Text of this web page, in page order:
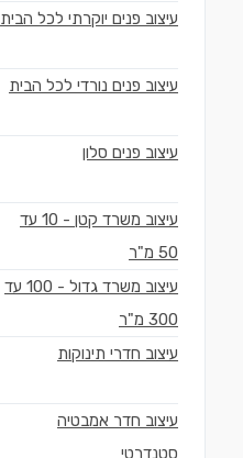
עיצוב פנים יוקרתי לכל הבית
עיצוב פנים נורדי לכל הבית
עיצוב פנים סלון
עיצוב משרד קטן - 10 עד
50 מ"ר
עיצוב משרד גדול - 100 עד
300 מ"ר
עיצוב חדרי תינוקות
עיצוב חדר אמבטיה
סטנדרטי